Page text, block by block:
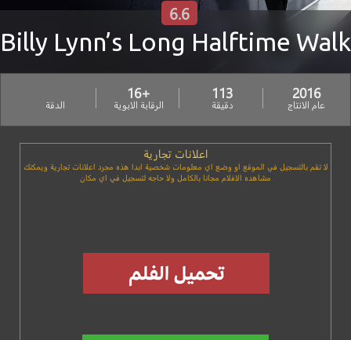
Billy Lynn’s Long Halftime Walk
6.6
2016
عام الانتاج
113
دقيقة
+16
الرقابة الابوية الدقة
اعلانات تجارية
لا تقم بالتسجيل في الموقع او وضع اي معلومات شخصية ابدا هذه مجرد اعلانات تجارية ويمكنك
مشاهده الافلام مجانا بالكامل ولا حاجه لتسجيل في اي مكان